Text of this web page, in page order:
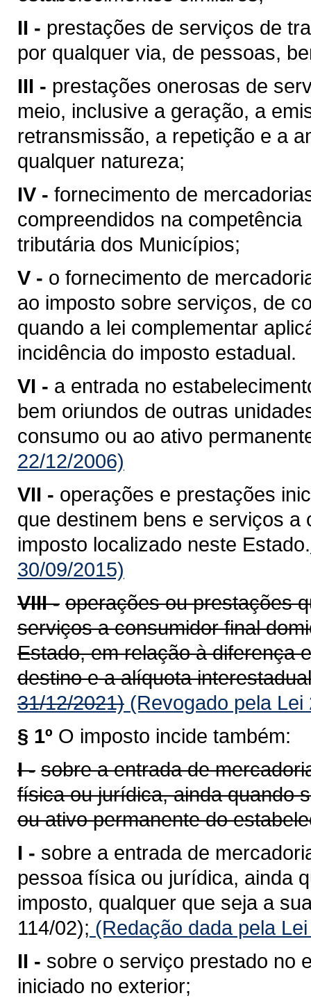
II - prestações de serviços de
por qualquer via, de pessoas,
III - prestações onerosas de
meio, inclusive a geração, a
retransmissão, a repetição e a
qualquer natureza;
IV - fornecimento de
compreendidos na competência
tributária dos Municípios;
V - o fornecimento de
ao imposto sobre serviços, de
quando a lei complementar
incidência do imposto estadual.
VI - a entrada no
bem oriundos de outras
consumo ou ao ativo
22/12/2006)
VII - operações e prestações
que destinem bens e serviços a
imposto localizado neste Estado.
30/09/2015)
VIII - operações ou prestações
serviços a consumidor final
Estado, em relação à diferença
destino e a alíquota
31/12/2021) (Revogado pela
§ 1º O imposto incide também:
I - sobre a entrada de
física ou jurídica, ainda quando
ou ativo permanente do
I - sobre a entrada de
pessoa física ou jurídica, ainda
imposto, qualquer que seja a
114/02); (Redação dada pela
II - sobre o serviço prestado no
iniciado no exterior;